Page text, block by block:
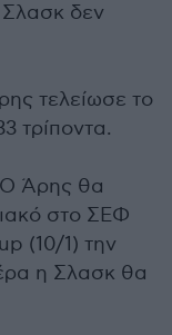
δεν
τελείωσε το
τρίποντα.
Άρης θα
στο ΣΕΦ
(10/1) την
η Σλασκ θα